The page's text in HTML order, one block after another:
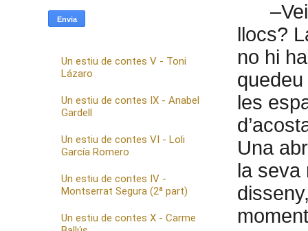
llocs?
no hi
les
Una
la
Un estiu de contes V - Toni
Lázaro
Un estiu de contes IX - Anabel
Gardell
Un estiu de contes VI - Loli
García Romero
Un estiu de contes IV -
Montserrat Segura (2ª part)
Un estiu de contes X - Carme